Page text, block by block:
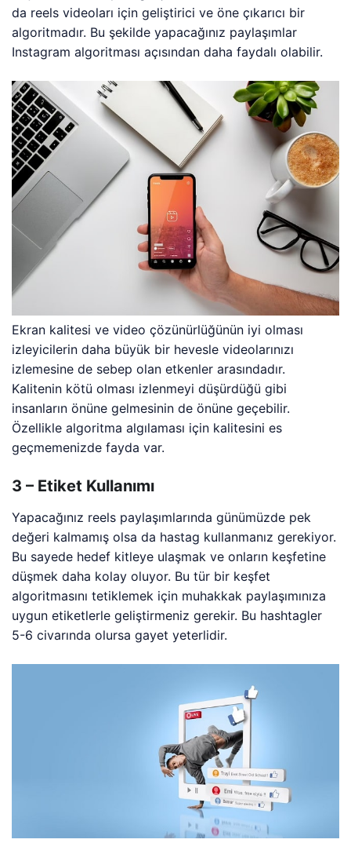
da reels videoları için geliştirici ve öne çıkarıcı bir
algoritmadır. Bu şekilde yapacağınız paylaşımlar
Instagram algoritması açısından daha faydalı olabilir.
Ekran kalitesi ve video çözünürlüğünün iyi olması
izleyicilerin daha büyük bir hevesle videolarınızı
izlemesine de sebep olan etkenler arasındadır.
Kalitenin kötü olması izlenmeyi düşürdüğü gibi
insanların önüne gelmesinin de önüne geçebilir.
Özellikle algoritma algılaması için kalitesini es
geçmemenizde fayda var.
3 – Etiket Kullanımı
Yapacağınız reels paylaşımlarında günümüzde pek
değeri kalmamış olsa da hastag kullanmanız gerekiyor.
Bu sayede hedef kitleye ulaşmak ve onların keşfetine
düşmek daha kolay oluyor. Bu tür bir keşfet
algoritmasını tetiklemek için muhakkak paylaşımınıza
uygun etiketlerle geliştirmeniz gerekir. Bu hashtagler
5-6 civarında olursa gayet yeterlidir.